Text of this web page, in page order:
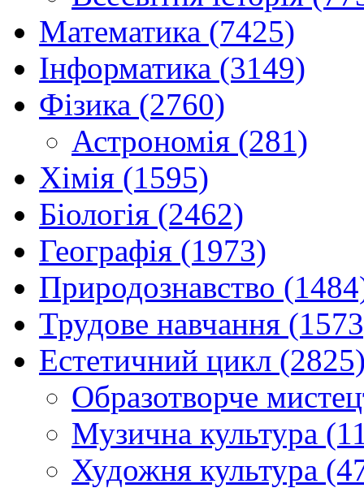
Математика (7425)
Інформатика (3149)
Фізика (2760)
Астрономія (281)
Хімія (1595)
Біологія (2462)
Географія (1973)
Природознавство
Трудове навчання
Естетичний цикл
Образотворче
Музична культура
Художня культура